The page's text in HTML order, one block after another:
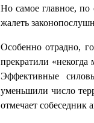
Но самое главное, по
жалеть
Особенно отрадно,
прекратили
Эффективные
уменьшили число
отмечает собеседник